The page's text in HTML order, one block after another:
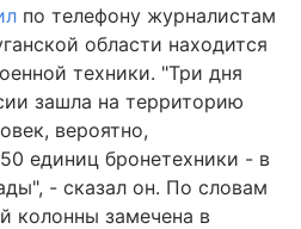
по телефону журналистам
области находится
техники. "Три дня
зашла на территорию
вероятно,
единиц бронетехники - в
- сказал он. По словам
колонны замечена в